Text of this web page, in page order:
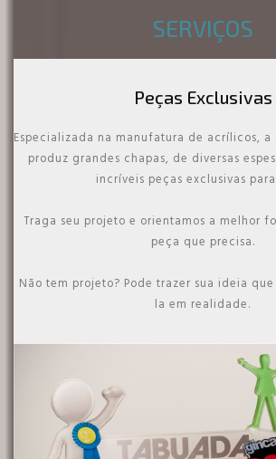
SERVIÇOS
Peças Exclusivas
Especializada na manufatura de acrílicos, a
produz grandes chapas, de diversas
incríveis peças exclusivas
Traga seu projeto e orientamos a melhor
peça que precisa.
Não tem projeto? Pode trazer sua ideia
la em realidade.